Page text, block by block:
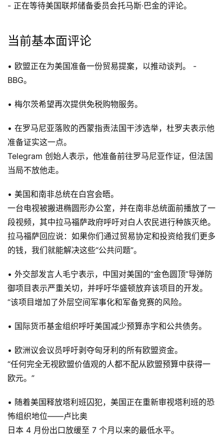
- 正在等待美国联邦储备委员会托马斯·巴金的评论。
当前基本面评论
• 欧盟正在为美国准备一份贸易提案，以推动谈判。 -
BBG。
• 梅尔茨希望再次提供免税购物服务。
• 在罗马尼亚落败的西蒙指责法国干涉选举，杜罗夫表示他
准备证实这一点。
Telegram 创始人表示，他准备前往罗马尼亚作证，但法国
当局不放他走。
• 美国和南非总统在白宫会晤。
一台电视被搬进椭圆形办公室，并在南非总统面前播放了一
段视频，其中拉马福萨政府呼吁对白人农民进行种族灭绝。
拉马福萨回应说：如果你们通过贸易协定和投资给我们更多
的钱，我们就能解决这些“公共问题”。
• 外交部发言人毛宁表示，中国对美国的“金色圆顶”导弹防
御项目表示严重关切，并呼吁华盛顿放弃该项目的开发。
“该项目增加了外层空间军事化和军备竞赛的风险。
• 国际货币基金组织呼吁美国减少预算赤字和公共债务。
• 欧洲议会议员呼吁剥夺匈牙利的所有欧盟资金。
“任何完全无视欧盟价值观的人都不配从欧盟预算中获得一
欧元。”
• 随着美国释放塔利班囚犯，美国正在重新审视塔利班的恐
怖组织地位——卢比奥
日本 4 月份出口放缓至 7 个月以来的最低水平。